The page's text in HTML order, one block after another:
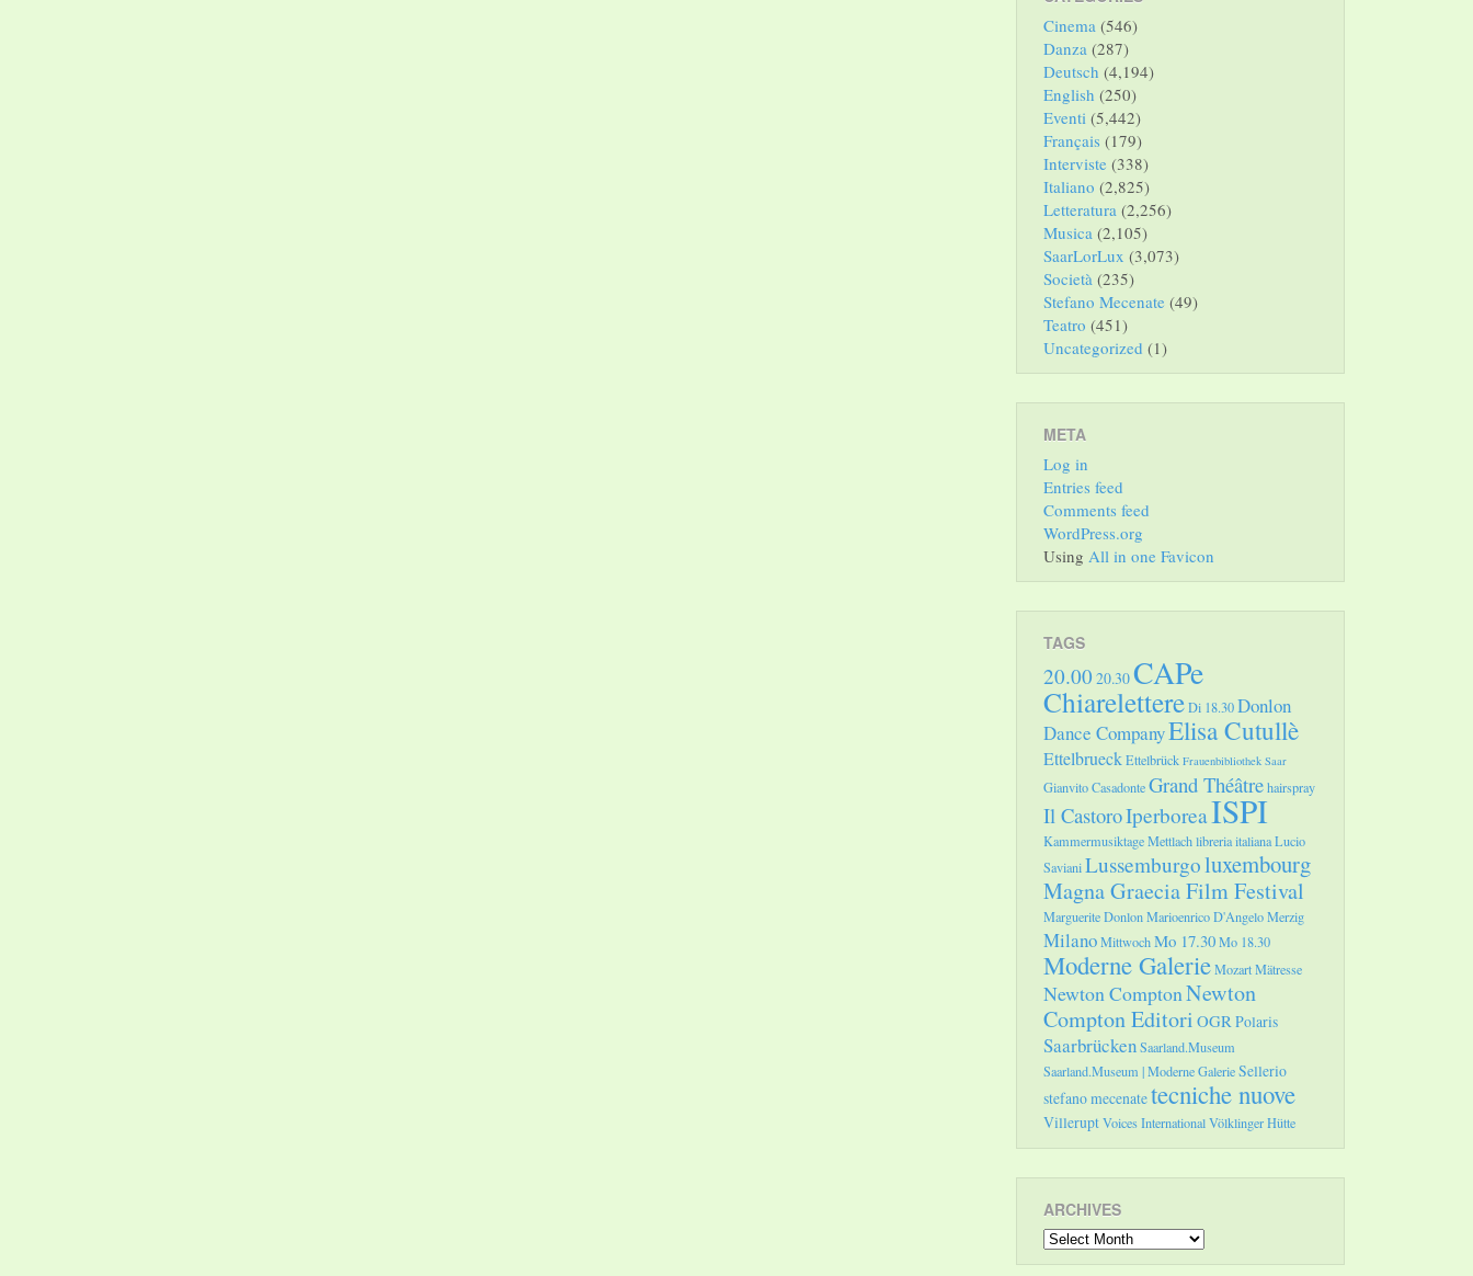
Cinema (546)
Danza (287)
Deutsch (4,194)
English (250)
Eventi (5,442)
Français (179)
Interviste (338)
Italiano (2,825)
Letteratura (2,256)
Musica (2,105)
SaarLorLux (3,073)
Società (235)
Stefano Mecenate (49)
Teatro (451)
Uncategorized (1)
META
Log in
Entries feed
Comments feed
WordPress.org
Using All in one Favicon
TAGS
20.00 20.30CAPe
ChiarelettereDi 18.30Donlon
Dance CompanyElisa Cutullè
EttelbrueckEttelbrück Frauenbibliothek Saar
Gianvito CasadonteGrand Théâtrehairspray
Il CastoroIperboreaISPI
Kammermusiktage Mettlachlibreria italianaLucio
SavianiLussemburgoluxembourg
Magna Graecia Film Festival
Marguerite DonlonMarioenrico D'AngeloMerzig
MilanoMittwochMo 17.30Mo 18.30
Moderne GalerieMozartMätresse
Newton ComptonNewton
Compton Editori OGRPolaris
SaarbrückenSaarland.Museum
Saarland.Museum | Moderne GalerieSellerio
stefano mecenatetecniche nuove
VilleruptVoices InternationalVölklinger Hütte
ARCHIVES
Archives